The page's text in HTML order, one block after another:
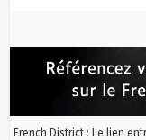
French District : Le lien